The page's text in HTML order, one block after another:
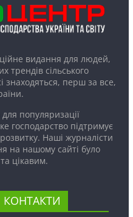
видання для людей,
трендів сільського
знаходяться, перш за все,
популяризації
господарство підтримує
Наші журналісти
на нашому сайті було
цікавим.
КОНТАКТИ